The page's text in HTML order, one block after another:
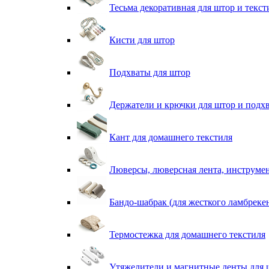
Тесьма декоративная для штор и
Кисти для штор
Подхваты для штор
Держатели и крючки для штор и
Кант для домашнего текстиля
Люверсы, люверсная лента,
Бандо-шабрак (для жесткого
Термостежка для домашнего текстиля
Утяжелители и магнитные ленты для